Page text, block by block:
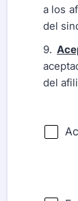
a los
del
9.
del